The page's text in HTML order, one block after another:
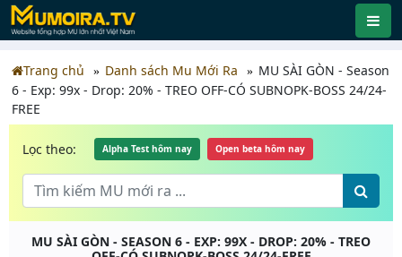
Trang chủ Danh sách Mu Mới Ra
MU SÀI GÒN - Season
6 - Exp: 99x - Drop: 20% - TREO OFF-CÓ SUBNOPK-BOSS 24/24-
FREE
Lọc theo: Alpha Test hôm nay Open beta hôm nay
MU SÀI GÒN - SEASON 6 - EXP: 99X - DROP: 20% - TREO